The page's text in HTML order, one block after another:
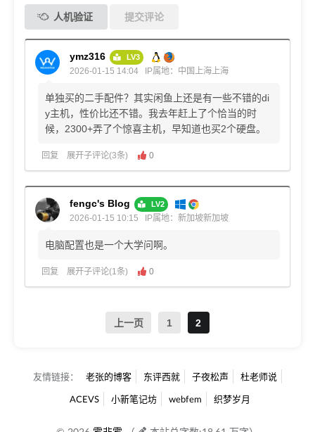
人机验证 提交评论
ymz316 LV3
2026-01-15 14:04 IP属地：中国上海上海
单独买的二手配件？其实闲鱼上还是有一些不错的di
y主机，性价比还不错。我去年赶上了个恰当的时
候，2300+弄了个惊喜主机，早知道也买2个硬盘。
回复 展开子评论(3条) 0
fengc's Blog LV2
2026-01-15 10:15 IP属地：新加坡新加坡
电脑配置也是一个大学问啊。
回复 展开子评论(1条) 0
上一页 1 2
友情链接： 老张的博客 东评西就 子夜松声
杜老师说
ACEVS
小新笔记坊 webfem 织梦岁月